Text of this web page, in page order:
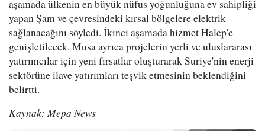
aşamada ülkenin en büyük nüfus yoğunluğuna ev sahipliği
yapan Şam ve çevresindeki kırsal bölgelere elektrik
sağlanacağını söyledi. İkinci aşamada hizmet Halep'e
genişletilecek. Musa ayrıca projelerin yerli ve uluslararası
yatırımcılar için yeni fırsatlar oluşturarak Suriye'nin enerji
sektörüne ilave yatırımları teşvik etmesinin beklendiğini
belirtti.
Kaynak: Mepa News